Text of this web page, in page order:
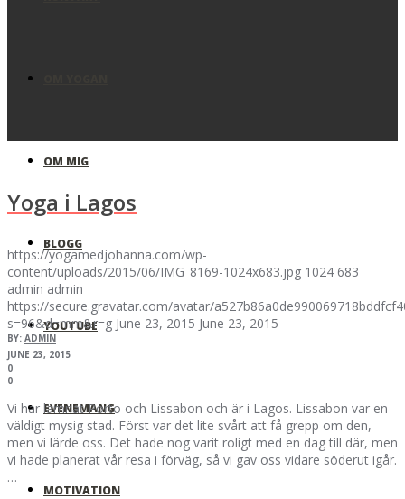
OM MIG
BLOGG
YOUTUBE
EVENEMANG
MOTIVATION
Yoga i Lagos
https://yogamedjohanna.com/wp-
content/uploads/2015/06/IMG_8169-1024x683.jpg 1024 683
admin admin
https://secure.gravatar.com/avatar/
s=96&d=mm&r=g June 23, 2015 June 23, 2015
BY: ADMIN
JUNE 23, 2015
0
0
Vi har lämnat Porto och Lissabon och är i Lagos. Lissabon var en
väldigt mysig stad. Först var det lite svårt att få grepp om den,
men vi lärde oss. Det hade nog varit roligt med en dag till där, men
vi hade planerat vår resa i förväg, så vi gav oss vidare söderut igår.
…